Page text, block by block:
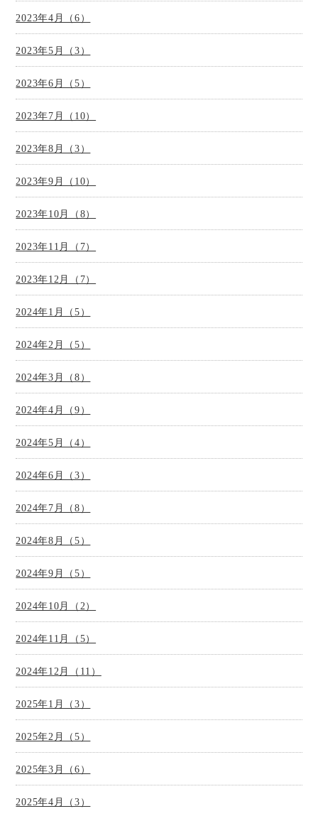
2023年4月（6）
2023年5月（3）
2023年6月（5）
2023年7月（10）
2023年8月（3）
2023年9月（10）
2023年10月（8）
2023年11月（7）
2023年12月（7）
2024年1月（5）
2024年2月（5）
2024年3月（8）
2024年4月（9）
2024年5月（4）
2024年6月（3）
2024年7月（8）
2024年8月（5）
2024年9月（5）
2024年10月（2）
2024年11月（5）
2024年12月（11）
2025年1月（3）
2025年2月（5）
2025年3月（6）
2025年4月（3）